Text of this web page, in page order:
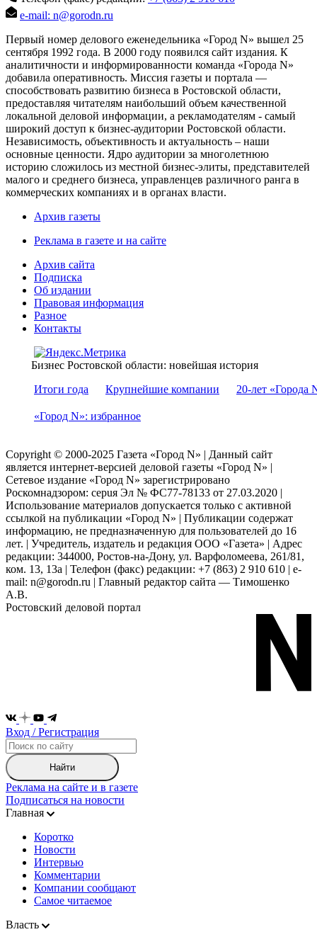
e-mail: n@gorodn.ru
Первый номер делового еженедельника «Город N» вышел 25
сентября 1992 года. В 2000 году появился сайт издания. К
аналитичности и информированности команда «Города N»
добавила оперативность. Миссия газеты и портала —
способствовать развитию бизнеса в Ростовской области,
предоставляя читателям наибольший объем качественной
локальной деловой информации, а рекламодателям - самый
широкий доступ к бизнес-аудитории Ростовской области.
Независимость, объективность и актуальность – наши
основные ценности. Ядро аудитории за многолетнюю
историю сложилось из местной бизнес-элиты, представителей
малого и среднего бизнеса, управленцев различного ранга в
коммерческих компаниях и в органах власти.
Архив газеты
Реклама в газете и на сайте
Архив сайта
Подписка
Об издании
Правовая информация
Разное
Контакты
Бизнес Ростовской области: новейшая история
Итоги года
Крупнейшие компании 20-лет «Города
«Город N»: избранное
Copyright © 2000-2025 Газета «Город N» | Данный сайт
является интернет-версией деловой газеты «Город N» |
Сетевое издание «Город N» зарегистрировано
Роскомнадзором: серuя Эл № ФС77-78133 от 27.03.2020 |
Использование материалов допускается только с активной
ссылкой на публикации «Город N» | Публикации содержат
информацию, не предназначенную для пользователей до 16
лет. | Учредитель, издатель и редакция ООО «Газета» | Адрес
редакции: 344000, Ростов-на-Дону, ул. Варфоломеева, 261/81,
ком. 13, 13а | Телефон (факс) редакции: +7 (863) 2 910 610 | e-
mail: n@gorodn.ru | Главный редактор сайта — Тимошенко
А.В.
Ростовский деловой портал
Вход / Регистрация
Найти
Реклама на сайте и в газете
Подписаться на новости
Главная
Коротко
Новости
Интервью
Комментарии
Компании сообщают
Самое читаемое
Власть